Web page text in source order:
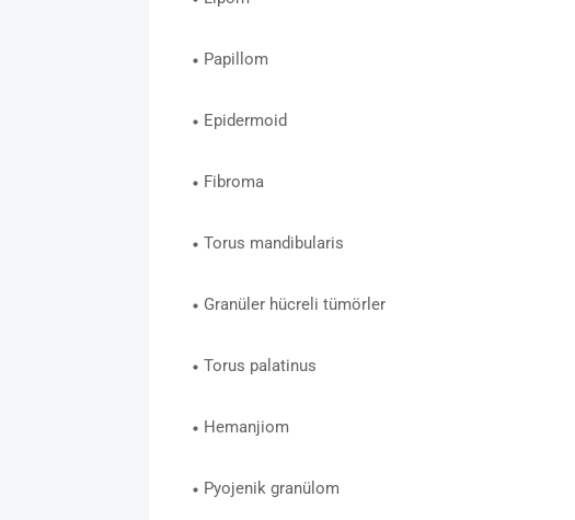
Papillom
Epidermoid
Fibroma
Torus mandibularis
Granüler hücreli tümörler
Torus palatinus
Hemanjiom
Pyojenik granülom